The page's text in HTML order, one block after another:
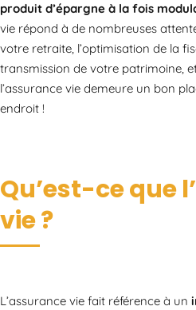
produit d’épargne à la fois
vie répond à de nombreuses
votre retraite, l’optimisation de la
transmission de votre patrimoine,
l’assurance vie demeure un bon
endroit !
Qu’est-ce que
vie ?
L’assurance vie fait référence à un